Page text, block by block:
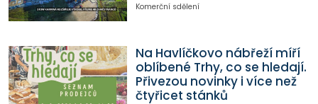
Komerční sdělení
Na Havlíčkovo nábřeží míří
oblíbené Trhy, co se hledají.
Přivezou novinky i více než
čtyřicet stánků